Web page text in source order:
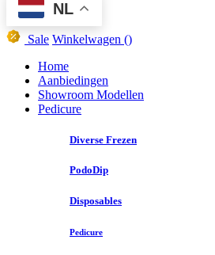
NL
Sale Winkelwagen ()
Home
Aanbiedingen
Showroom Modellen
Pedicure
Diverse Frezen
PodoDip
Disposables
Pedicure